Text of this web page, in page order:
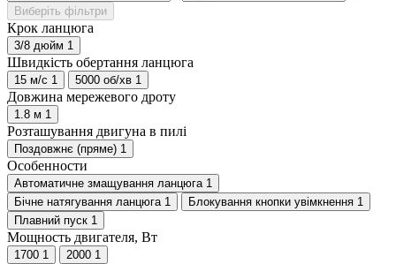
Виберіть фільтри
Крок ланцюга
3/8 дюйм 1
Швидкість обертання ланцюга
15 м/с 1 5000 об/хв 1
Довжина мережевого дроту
1.8 м 1
Розташування двигуна в пилі
Поздовжнє (пряме) 1
Особенности
Автоматичне змащування ланцюга 1
Бічне натягування ланцюга 1 Блокування кнопки увімкнення 1
Плавний пуск 1
Мощность двигателя, Вт
1700 1 2000 1